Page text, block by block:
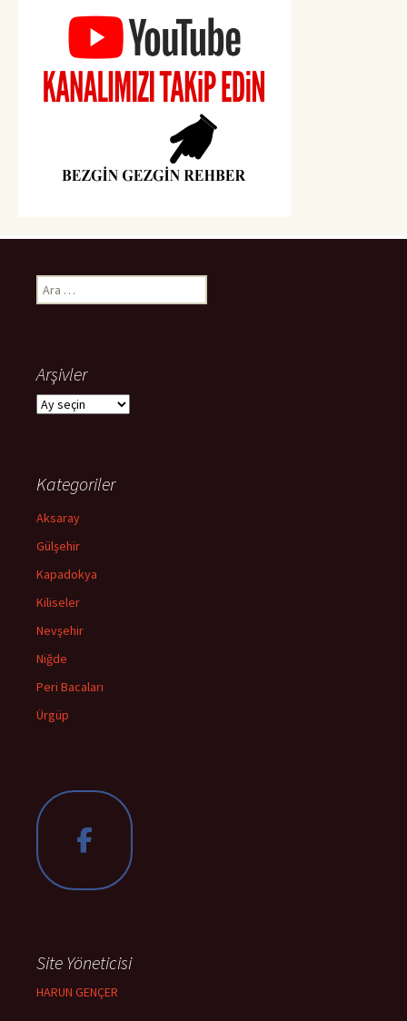
Arama:
Arşivler
Arşivler
Kategoriler
Aksaray
Gülşehir
Kapadokya
Kiliseler
Nevşehir
Niğde
Peri Bacaları
Ürgüp
Site Yöneticisi
HARUN GENÇER